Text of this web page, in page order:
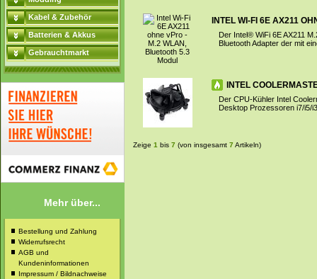
Kabel & Zubehör
Batterien & Akkus
Gebrauchtmarkt
Mehr über...
Bestellung und Zahlung
Widerrufsrecht
AGB und
Kundeninformationen
Impressum / Bildnachweise
INTEL WI-FI 6E AX211
Der Intel® WiFi 6E AX211
Bluetooth Adapter der mit
INTEL
Der CPU-Kühler Intel
Desktop Prozessoren i7/i5/
Zeige 1 bis 7 (von insgesamt 7 Artikeln)